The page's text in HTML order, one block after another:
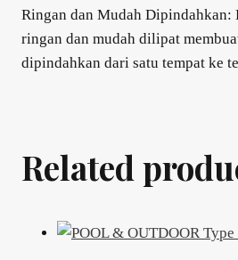
Ringan dan Mudah Dipindahkan:
ringan dan mudah dilipat
dipindahkan dari satu tempat ke
Related